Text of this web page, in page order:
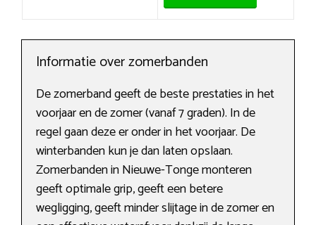
Informatie over zomerbanden
De zomerband geeft de beste prestaties in het
voorjaar en de zomer (vanaf 7 graden). In de
regel gaan deze er onder in het voorjaar. De
winterbanden kun je dan laten opslaan.
Zomerbanden in Nieuwe-Tonge monteren
geeft optimale grip, geeft een betere
wegligging, geeft minder slijtage in de zomer en